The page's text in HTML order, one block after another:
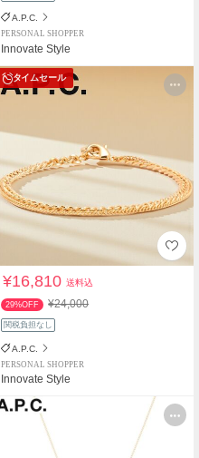
A.P.C.
PERSONAL SHOPPER
Innovate Style
タイムセール
¥16,810送料込
29%OFF ¥24,000
関税負担なし
A.P.C.
PERSONAL SHOPPER
Innovate Style